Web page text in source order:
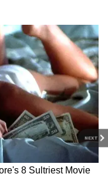
NEXT